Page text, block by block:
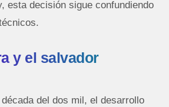
esta decisión sigue confundiendo
y el salvador
del dos mil, el desarrollo